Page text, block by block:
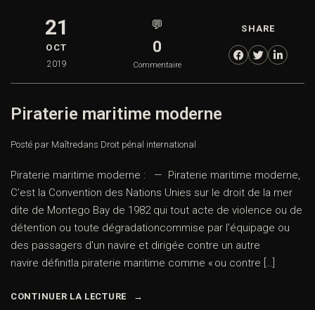
21
OCT
2019
💬
0
Commentaire
SHARE
Piraterie maritime moderne
Posté par Maîtredans Droit pénal international
Piraterie maritime moderne : — Piraterie maritime moderne,
C’est la Convention des Nations Unies sur le droit de la mer
dite de Montego Bay de 1982 qui tout acte de violence ou de
détention ou toute dégradationcommise par l’équipage ou
des passagers d’un navire et dirigée contre un autre
navire définitla piraterie maritime comme « ou contre […]
CONTINUER LA LECTURE